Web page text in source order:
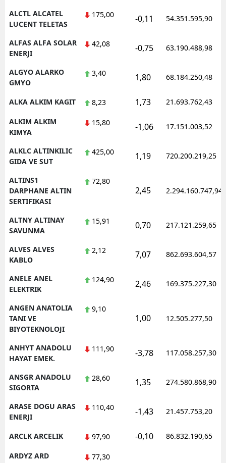
Zonguldak
Kırıkkale
Batman
Bartın
Yalova
Osmaniye
ALCTL ALCATEL
LUCENT TELETAS
175,00 -0,11 54.351.595,90
ALFAS ALFA SOLAR
ENERJI
42,08 -0,75 63.190.488,98
ALGYO ALARKO
GMYO
3,40 1,80 68.184.250,48
ALKA ALKIM KAGIT 8,23 1,73 21.693.762,43
ALKIM ALKIM
KIMYA
15,80 -1,06 17.151.003,52
ALKLC ALTINKILIC
GIDA VE SUT
425,00 1,19 720.200.219,25
ALTINS1
DARPHANE ALTIN
SERTIFIKASI
72,80
2,45 2.294.160.747,94
ALTNY ALTINAY
SAVUNMA
15,91 0,70 217.121.259,65
ALVES ALVES
KABLO
2,12 7,07 862.693.604,57
ANELE ANEL
ELEKTRIK
124,90 2,46 169.375.227,30
ANGEN ANATOLIA
TANI VE
BIYOTEKNOLOJI
9,10
1,00 12.505.277,50
ANHYT ANADOLU
HAYAT EMEK.
111,90 -3,78 117.058.257,30
ANSGR ANADOLU
SIGORTA
28,60 1,35 274.580.868,90
ARASE DOGU ARAS
ENERJI
110,40 -1,43 21.457.753,20
ARCLK ARCELIK 97,90 -0,10 86.832.190,65
ARDYZ ARD
77,30